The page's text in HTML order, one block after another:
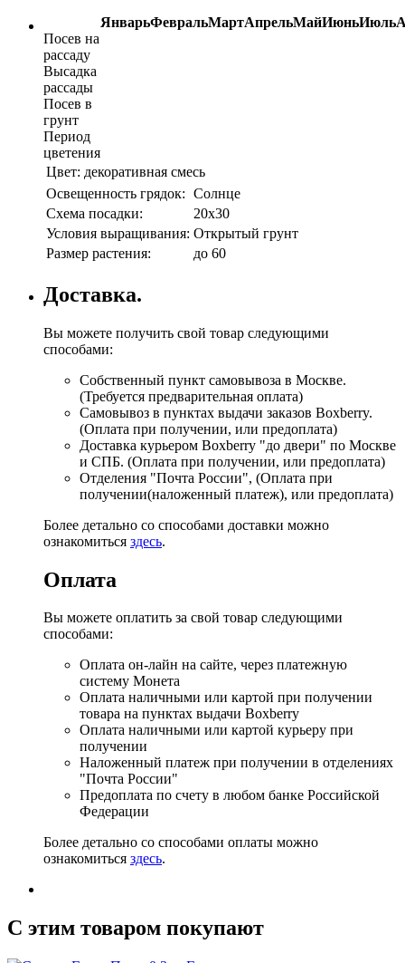
ЯнварьФевральМартАпрельМайИюньИюль
Посев на
рассаду
Высадка
рассады
Посев в
грунт
Период
цветения
Цвет: декоративная смесь
Освещенность грядок: Солнце
Схема посадки:
20х30
Условия выращивания: Открытый грунт
Размер растения:
до 60
Доставка.
Вы можете получить свой товар следующими
способами:
Собственный пункт самовывоза в Москве.
(Требуется предварительная оплата)
Самовывоз в пунктах выдачи заказов Boxberry.
(Оплата при получении, или предоплата)
Доставка курьером Boxberry "до двери" по Москве
и СПБ. (Оплата при получении, или предоплата)
Отделения "Почта России", (Оплата при
получении(наложенный платеж), или предоплата)
Более детально со способами доставки можно
ознакомиться здесь.
Оплата
Вы можете оплатить за свой товар следующими
способами:
Оплата он-лайн на сайте, через платежную
систему Монета
Оплата наличными или картой при получении
товара на пунктах выдачи Boxberry
Оплата наличными или картой курьеру при
получении
Наложенный платеж при получении в отделениях
"Почта России"
Предоплата по счету в любом банке Российской
Федерации
Более детально со способами оплаты можно
ознакомиться здесь.
C этим товаром покупают